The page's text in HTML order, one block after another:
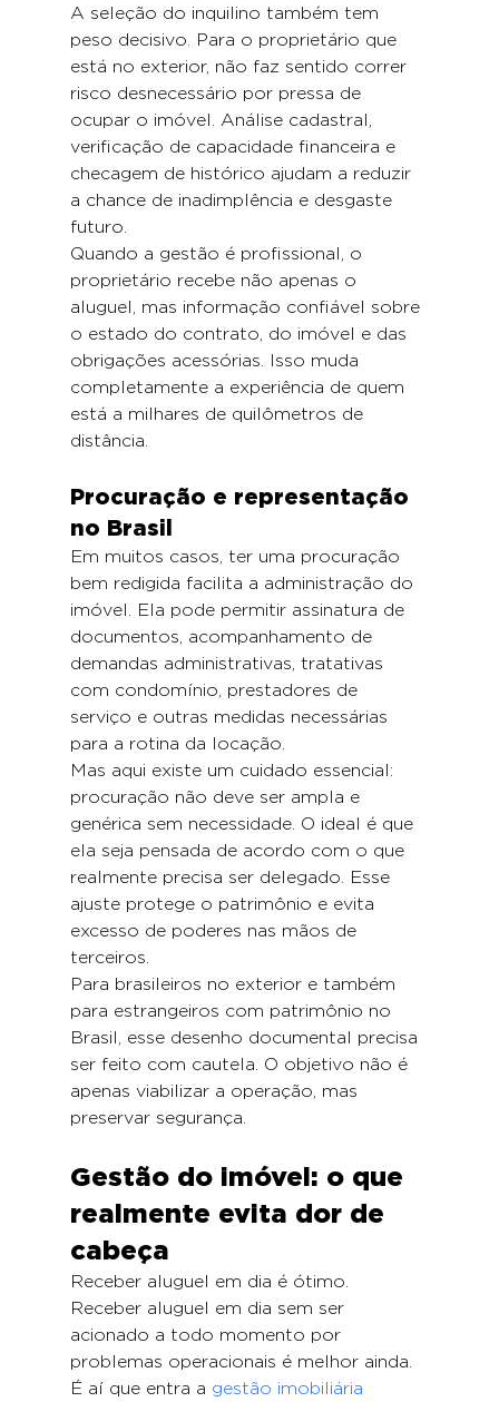
A seleção do inquilino também tem
peso decisivo. Para o proprietário que
está no exterior, não faz sentido correr
risco desnecessário por pressa de
ocupar o imóvel. Análise cadastral,
verificação de capacidade financeira e
checagem de histórico ajudam a reduzir
a chance de inadimplência e desgaste
futuro.
Quando a gestão é profissional, o
proprietário recebe não apenas o
aluguel, mas informação confiável sobre
o estado do contrato, do imóvel e das
obrigações acessórias. Isso muda
completamente a experiência de quem
está a milhares de quilômetros de
distância.
Procuração e representação
no Brasil
Em muitos casos, ter uma procuração
bem redigida facilita a administração do
imóvel. Ela pode permitir assinatura de
documentos, acompanhamento de
demandas administrativas, tratativas
com condomínio, prestadores de
serviço e outras medidas necessárias
para a rotina da locação.
Mas aqui existe um cuidado essencial:
procuração não deve ser ampla e
genérica sem necessidade. O ideal é que
ela seja pensada de acordo com o que
realmente precisa ser delegado. Esse
ajuste protege o patrimônio e evita
excesso de poderes nas mãos de
terceiros.
Para brasileiros no exterior e também
para estrangeiros com patrimônio no
Brasil, esse desenho documental precisa
ser feito com cautela. O objetivo não é
apenas viabilizar a operação, mas
preservar segurança.
Gestão do imóvel: o que
realmente evita dor de
cabeça
Receber aluguel em dia é ótimo.
Receber aluguel em dia sem ser
acionado a todo momento por
problemas operacionais é melhor ainda.
É aí que entra a gestão imobiliária